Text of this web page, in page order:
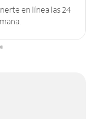
en línea las 24